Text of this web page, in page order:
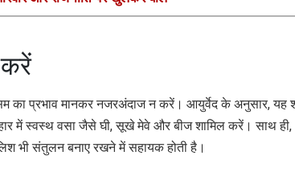
का प्रभाव मानकर नजरअंदाज न करें। आयुर्वेद के अनुसार, यह
में स्वस्थ वसा जैसे घी, सूखे मेवे और बीज शामिल करें। साथ ही,
भी संतुलन बनाए रखने में सहायक होती है।